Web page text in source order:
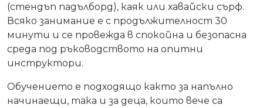
(стендъп падълборд), каяк или хавайски сърф.
Всяко занимание е с продължителност 30
минути и се провежда в спокойна и безопасна
среда под ръководството на опитни
инструктори.
Обучението е подходящо както за напълно
начинаещи, така и за деца, които вече са